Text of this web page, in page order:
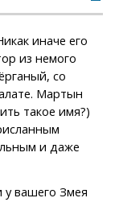
иначе его
из немого
со
Мартын
такое имя?)
и даже
у вашего Змея